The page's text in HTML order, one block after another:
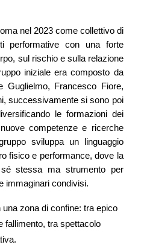
nel 2023 come collettivo di
performative con una forte
sul rischio e sulla relazione
iniziale era composto da
Guglielmo, Francesco Fiore,
successivamente si sono poi
le formazioni dei
competenze e ricerche
sviluppa un linguaggio
fisico e performance, dove la
stessa ma strumento per
immaginari condivisi.
una zona di confine: tra epico
fallimento, tra spettacolo